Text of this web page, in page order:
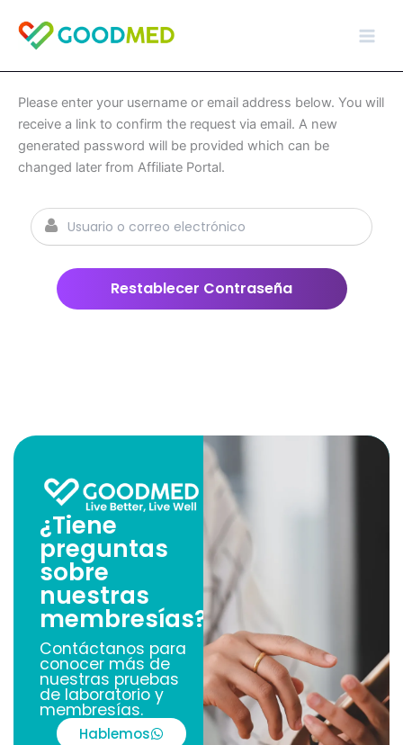
contenido
Please enter your username or email address below. You will
receive a link to confirm the request via email. A new
generated password will be provided which can be
changed later from Affiliate Portal.
¿Tiene
preguntas
sobre
nuestras
membresías?
Contáctanos para
conocer más de
nuestras pruebas
de laboratorio y
membresías.
Hablemos